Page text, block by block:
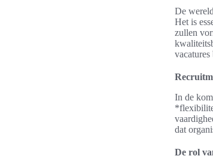
De
Het is
zullen
In de
dat
De rol